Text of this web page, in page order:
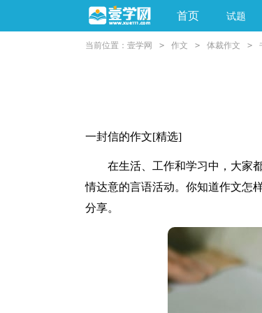
首页 试题
阅读理解
当前位置： 壹学网 > 作文 > 体裁作文 >
一封信的作文[精选]
在生活、工作和学习中，大家都
情达意的言语活动。你知道作文怎
分享。